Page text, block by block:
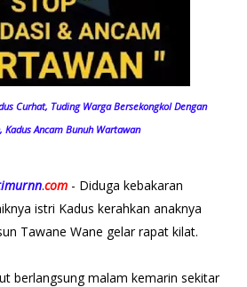
Curhat, Tuding Warga Bersekongkol Dengan
Kadus Ancam Bunuh Wartawan
.com- Diduga kebakaran
istri Kadus kerahkan anaknya
Tawane Wane gelar rapat kilat.
berlangsung malam kemarin sekitar